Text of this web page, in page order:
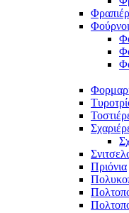
Φούρνοι
Πριόνια